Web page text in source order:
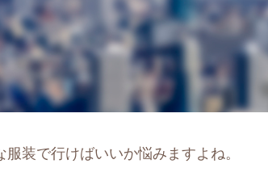
装で行けばいいか悩みますよね。